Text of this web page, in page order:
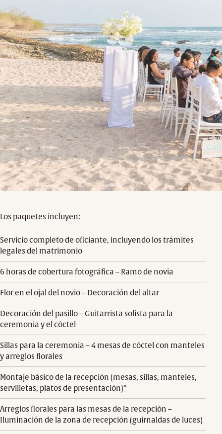
Los paquetes incluyen:
Servicio completo de oficiante, incluyendo los trámites
legales del matrimonio
6 horas de cobertura fotográfica – Ramo de novia
Flor en el ojal del novio – Decoración del altar
Decoración del pasillo – Guitarrista solista para la
ceremonia y el cóctel
Sillas para la ceremonia – 4 mesas de cóctel con manteles
y arreglos florales
Montaje básico de la recepción (mesas, sillas, manteles,
servilletas, platos de presentación)*
Arreglos florales para las mesas de la recepción –
Iluminación de la zona de recepción (guirnaldas de luces)